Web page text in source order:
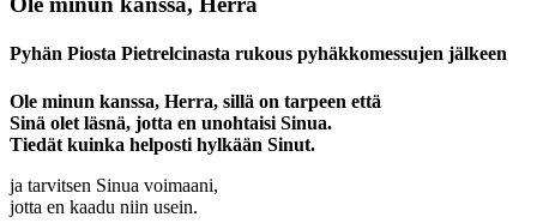
Pyhän Piosta Pietrelcinasta rukous pyhäkkomessujen jälkeen
Ole minun kanssa, Herra, sillä on tarpeen että
Sinä olet läsnä, jotta en unohtaisi Sinua.
Tiedät kuinka helposti hylkään Sinut.
ja tarvitsen Sinua voimaani,
jotta en kaadu niin usein.